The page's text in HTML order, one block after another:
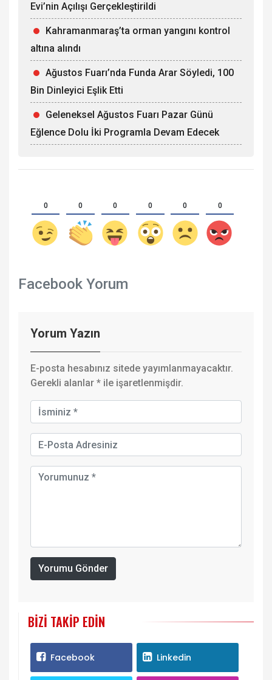
Evi’nin Açılışı Gerçekleştirildi
Kahramanmaraş’ta orman yangını kontrol
altına alındı
Ağustos Fuarı’nda Funda Arar Söyledi, 100
Bin Dinleyici Eşlik Etti
Geleneksel Ağustos Fuarı Pazar Günü
Eğlence Dolu İki Programla Devam Edecek
0 0 0 0 0 0
Facebook Yorum
Yorum Yazın
E-posta hesabınız sitede yayımlanmayacaktır.
Gerekli alanlar * ile işaretlenmişdir.
Yorumu Gönder
BIZI TAKIP EDIN
Facebook Linkedin